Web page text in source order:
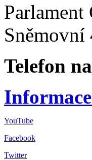
Parlament
Sněmovní
Telefon
YouTube
Facebook
Twitter